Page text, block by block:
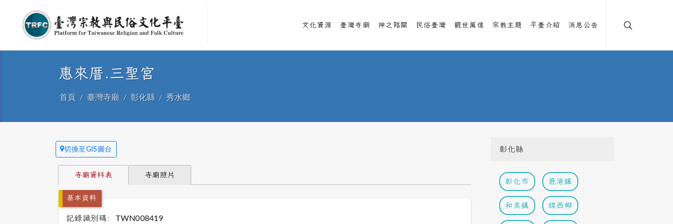
文化資源 臺灣寺廟 神之路關 民俗臺灣 觀世萬像 宗教主題 平臺介紹 消息公告
惠來厝.三聖宮
首頁 臺灣寺廟 彰化縣 秀水鄉
切換至GIS圖台
寺廟資料表 寺廟照片
基本資料
記錄識別碼: TWN008419
彰化縣
彰化市 鹿港鎮
和美鎮 線西鄉